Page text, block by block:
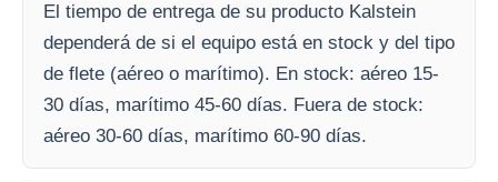
El tiempo de entrega de su producto Kalstein
dependerá de si el equipo está en stock y del tipo
de flete (aéreo o marítimo). En stock: aéreo 15-
30 días, marítimo 45-60 días. Fuera de stock:
aéreo 30-60 días, marítimo 60-90 días.